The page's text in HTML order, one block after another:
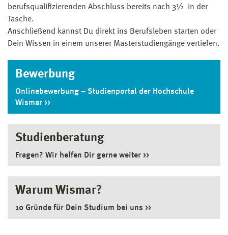
berufsqualifizierenden Abschluss bereits nach 3½ in der
Tasche.
Anschließend kannst Du direkt ins Berufsleben starten oder
Dein Wissen in einem unserer Masterstudiengänge vertiefen.
Bewerbung
Onlinebewerbung – Studienportal der Hochschule
Wismar
Studienberatung
Fragen? Wir helfen Dir gerne weiter
Warum Wismar?
10 Gründe für Dein Studium bei uns